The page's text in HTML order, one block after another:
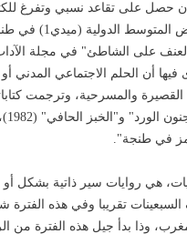
حصل على تقاعد نسبي وتفرغ
الدولية (ميدي1) في طنجة.
عام 1966 بنشر قصته الأولى "العنف على الشاطئ" في
مدة طويلة رأى فيها أن الحلم الاجتماعي
القصيرة والمسرحية، وترجمت
هي روايات سير ذاتية بشكل أو
تقريبا وفي هذه الفترة
وذا بدأ جيل هذه الفترة من